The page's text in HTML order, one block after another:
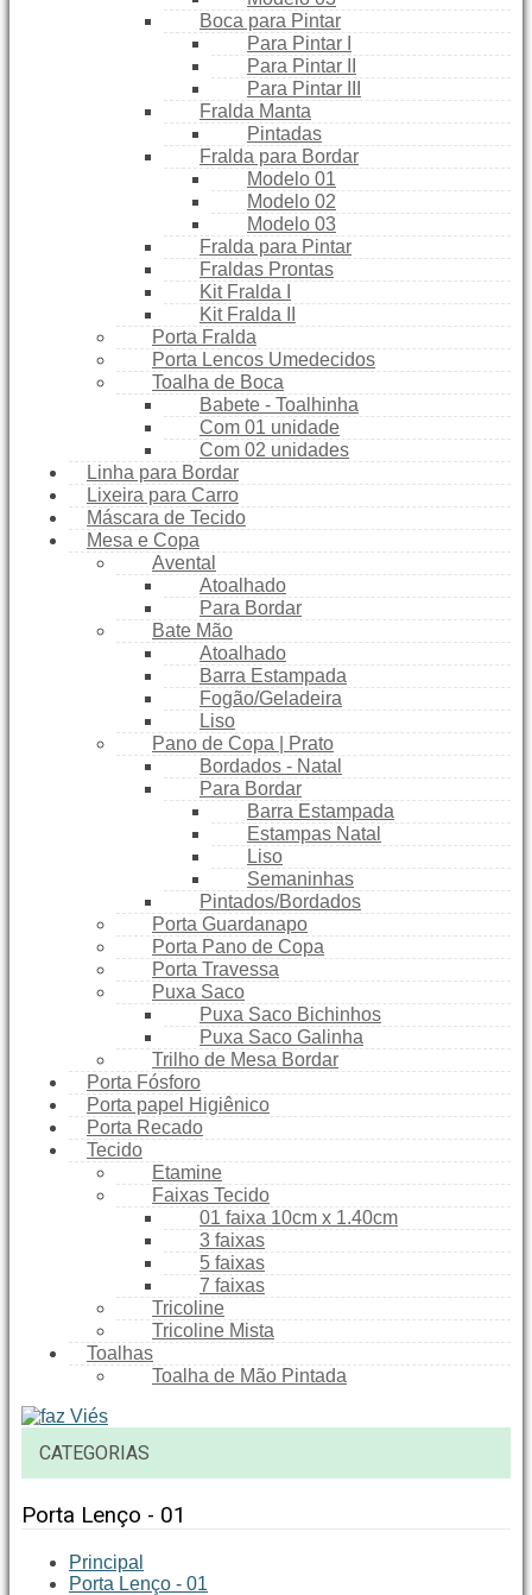
Boca para Pintar
Para Pintar I
Para Pintar II
Para Pintar III
Fralda Manta
Pintadas
Fralda para Bordar
Modelo 01
Modelo 02
Modelo 03
Fralda para Pintar
Fraldas Prontas
Kit Fralda I
Kit Fralda II
Porta Fralda
Porta Lencos Umedecidos
Toalha de Boca
Babete - Toalhinha
Com 01 unidade
Com 02 unidades
Linha para Bordar
Lixeira para Carro
Máscara de Tecido
Mesa e Copa
Avental
Atoalhado
Para Bordar
Bate Mão
Atoalhado
Barra Estampada
Fogão/Geladeira
Liso
Pano de Copa | Prato
Bordados - Natal
Para Bordar
Barra Estampada
Estampas Natal
Liso
Semaninhas
Pintados/Bordados
Porta Guardanapo
Porta Pano de Copa
Porta Travessa
Puxa Saco
Puxa Saco Bichinhos
Puxa Saco Galinha
Trilho de Mesa Bordar
Porta Fósforo
Porta papel Higiênico
Porta Recado
Tecido
Etamine
Faixas Tecido
01 faixa 10cm x 1.40cm
3 faixas
5 faixas
7 faixas
Tricoline
Tricoline Mista
Toalhas
Toalha de Mão Pintada
CATEGORIAS
Porta Lenço - 01
Principal
Porta Lenço - 01